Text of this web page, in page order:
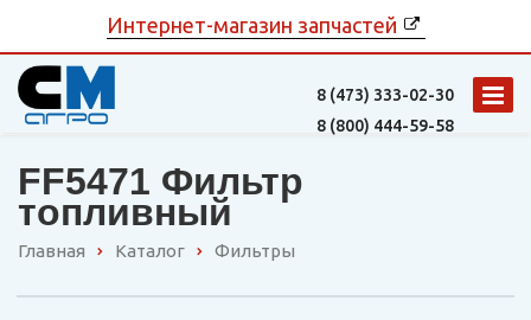
Интернет-магазин запчастей
8 (473) 333-02-30
8 (800) 444-59-58
FF5471 Фильтр
топливный
Главная Каталог Фильтры